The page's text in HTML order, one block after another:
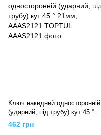
Ключ накидний односторонній
(ударний, під трубу) кут 45 °
21мм, AAAS2121 TOPTUL
462 грн